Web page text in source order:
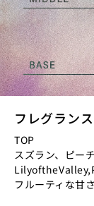
フレグラン
TOP
スズラン、ピー
フルーティな甘